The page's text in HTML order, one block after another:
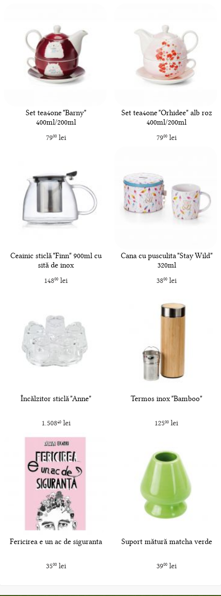
Set tea4one "Barny"
400ml/200ml
7900lei
Set tea4one "Orhidee" alb roz
400ml/200ml
7900lei
Ceainic sticlă "Finn" 900ml cu
sită de inox
14800 lei
Cana cu pusculita "Stay Wild"
320ml
3800lei
Încălzitor sticlă "Anne"
1.50840lei
Termos inox "Bamboo"
12500 lei
Fericirea e un ac de siguranta
3500lei
Suport mătură matcha verde
3900lei